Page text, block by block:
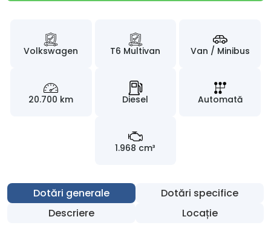
Volkswagen T6 Multivan Van / Minibus
20.700 km Diesel Automată
1.968 cm³
Dotări generale
Dotări specifice
Descriere
Locație